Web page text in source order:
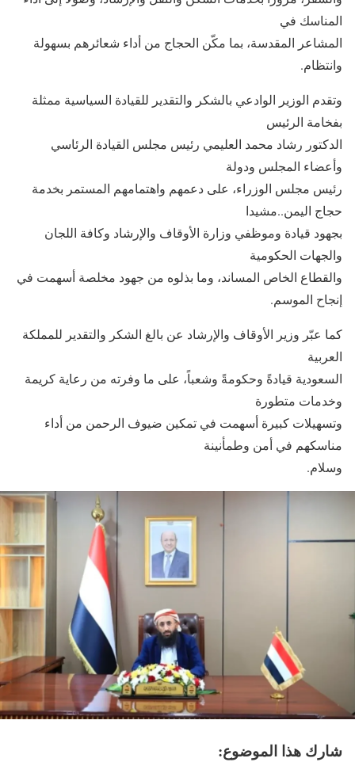
المناسك في
المشاعر المقدسة، بما مكّن الحجاج من أداء شعائرهم بسهولة
وانتظام.
وتقدم الوزير الوادعي بالشكر والتقدير للقيادة السياسية ممثلة
بفخامة الرئيس
الدكتور رشاد محمد العليمي رئيس مجلس القيادة الرئاسي
وأعضاء المجلس ودولة
رئيس مجلس الوزراء، على دعمهم واهتمامهم المستمر بخدمة
حجاج اليمن..مشيدا
بجهود قيادة وموظفي وزارة الأوقاف والإرشاد وكافة اللجان
والجهات الحكومية
والقطاع الخاص المساند، وما بذلوه من جهود مخلصة أسهمت في
إنجاح الموسم.
كما عبّر وزير الأوقاف والإرشاد عن بالغ الشكر والتقدير للمملكة
العربية
السعودية قيادةً وحكومةً وشعباً، على ما وفرته من رعاية كريمة
وخدمات متطورة
وتسهيلات كبيرة أسهمت في تمكين ضيوف الرحمن من أداء
مناسكهم في أمن وطمأنينة
وسلام.
شارك هذا الموضوع: